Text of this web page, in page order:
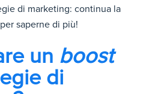
di marketing: continua la
saperne di più!
un boost
di